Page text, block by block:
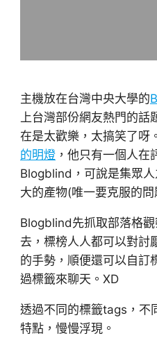
主機放在台灣中央大學的
上台灣部份網友熱門的
在是太歡樂，太搞笑了呀
的明燈，他只有一個人在
Blogblind，可說是集眾
大的產物(唯一要克服的
Blogblind先抓取部落格
去，標榜人人都可以對討
的手勢，順便還可以自訂
過標籤來聊天。XD
透過不同的標籤tags，不
特點，慢慢浮現。